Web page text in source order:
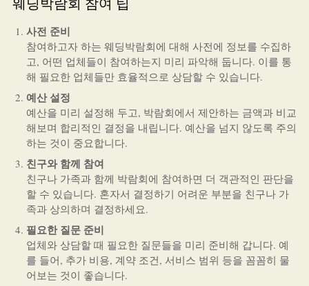
사전 준비
참여하고자 하는 웨딩박람회에 대해 사전에 정보를 수집하
고, 어떤 업체들이 참여하는지 미리 파악해 둡니다. 이를 통
해 필요한 업체들만 효율적으로 상담할 수 있습니다.
예산 설정
예산을 미리 설정해 두고, 박람회에서 제안하는 금액과 비교
해보며 합리적인 결정을 내립니다. 예산을 넘지 않도록 주의
하는 것이 중요합니다.
친구와 함께 참여
친구나 가족과 함께 박람회에 참여하면 더 객관적인 판단을
할 수 있습니다. 혼자서 결정하기 어려운 부분을 친구나 가
족과 상의하며 결정하세요.
필요한 질문 준비
업체와 상담할 때 필요한 질문들을 미리 준비해 갑니다. 예
를 들어, 추가 비용, 계약 조건, 서비스 범위 등을 꼼꼼히 물
어보는 것이 좋습니다.